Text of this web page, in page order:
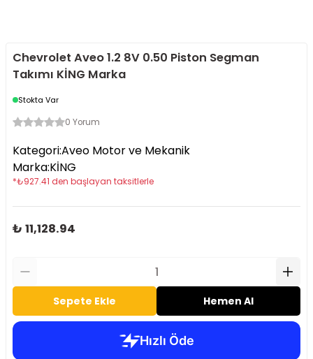
Chevrolet Aveo 1.2 8V 0.50 Piston Segman
Takımı KİNG Marka
Stokta Var
0 Yorum
Kategori:Aveo Motor ve Mekanik
Marka:KİNG
*₺927.41 den başlayan taksitlerle
₺ 11,128.94
Sepete Ekle Hemen Al